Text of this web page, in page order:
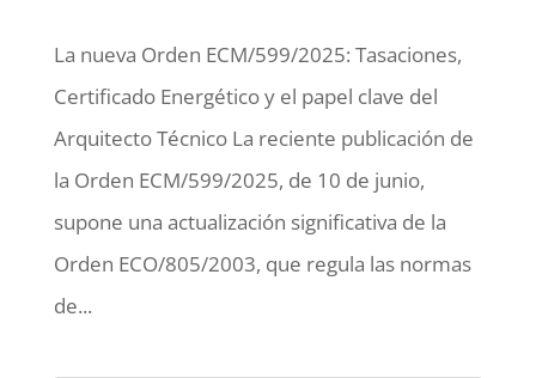
La nueva Orden ECM/599/2025: Tasaciones,
Certificado Energético y el papel clave del
Arquitecto Técnico La reciente publicación de
la Orden ECM/599/2025, de 10 de junio,
supone una actualización significativa de la
Orden ECO/805/2003, que regula las normas
de...